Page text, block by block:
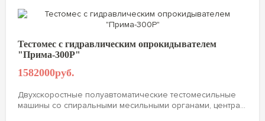
Тестомес с гидравлическим опрокидывателем
"Прима-300P"
1582000руб.
Двухскоростные полуавтоматические тестомесильные
машины со спиральными месильными органами, центра...